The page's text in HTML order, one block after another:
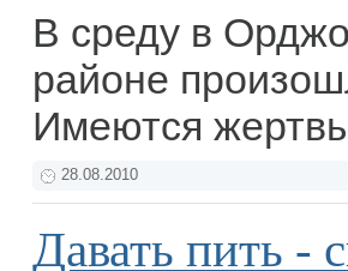
В среду в
районе
Имеются
28.08.2010
Давать пить -